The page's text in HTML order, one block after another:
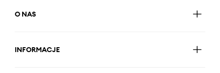
O NAS
INFORMACJE